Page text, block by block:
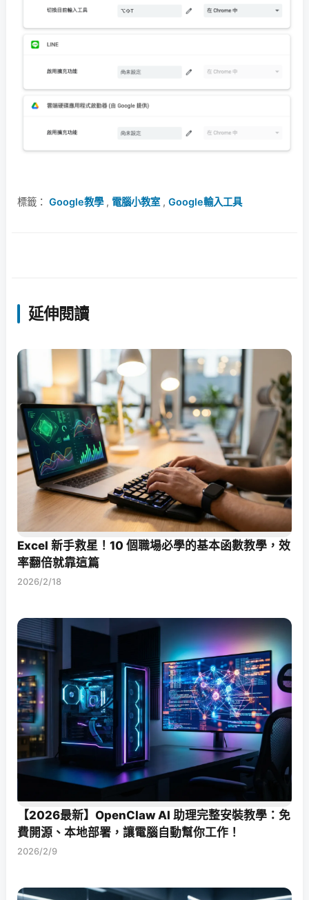
標籤： Google教學, 電腦小教室 , Google輸入工具
延伸閱讀
Excel 新手救星！10 個職場必學的基本函數教學，效
率翻倍就靠這篇
2026/2/18
【2026最新】OpenClaw AI 助理完整安裝教學：免
費開源、本地部署，讓電腦自動幫你工作！
2026/2/9